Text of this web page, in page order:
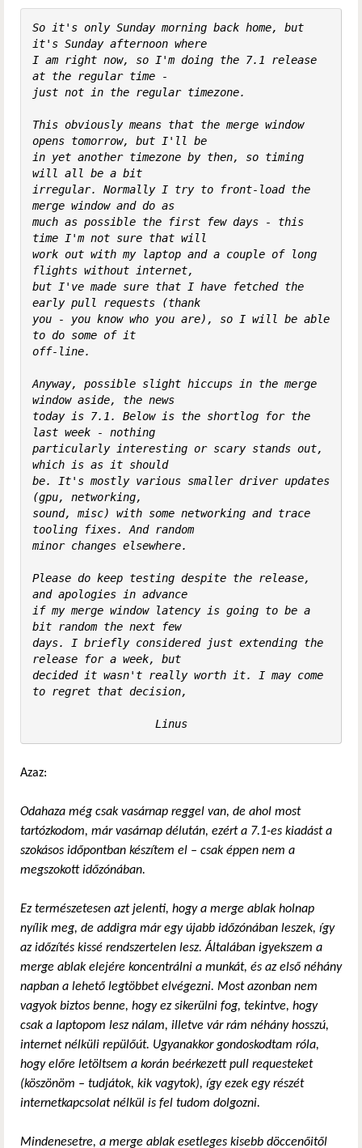
So it's only Sunday morning back home, but
it's Sunday afternoon where
I am right now, so I'm doing the 7.1 release
at the regular time -
just not in the regular timezone.
This obviously means that the merge window
opens tomorrow, but I'll be
in yet another timezone by then, so timing
will all be a bit
irregular. Normally I try to front-load the
merge window and do as
much as possible the first few days - this
time I'm not sure that will
work out with my laptop and a couple of long
flights without internet,
but I've made sure that I have fetched the
early pull requests (thank
you - you know who you are), so I will be able
to do some of it
off-line.
Anyway, possible slight hiccups in the merge
window aside, the news
today is 7.1. Below is the shortlog for the
last week - nothing
particularly interesting or scary stands out,
which is as it should
be. It's mostly various smaller driver updates
(gpu, networking,
sound, misc) with some networking and trace
tooling fixes. And random
minor changes elsewhere.
Please do keep testing despite the release,
and apologies in advance
if my merge window latency is going to be a
bit random the next few
days. I briefly considered just extending the
release for a week, but
decided it wasn't really worth it. I may come
to regret that decision,
                   Linus
Azaz:
Odahaza még csak vasárnap reggel van, de ahol most
tartózkodom, már vasárnap délután, ezért a 7.1-es kiadást a
szokásos időpontban készítem el – csak éppen nem a
megszokott időzónában.
Ez természetesen azt jelenti, hogy a merge ablak holnap
nyílik meg, de addigra már egy újabb időzónában leszek, így
az időzítés kissé rendszertelen lesz. Általában igyekszem a
merge ablak elejére koncentrálni a munkát, és az első néhány
napban a lehető legtöbbet elvégezni. Most azonban nem
vagyok biztos benne, hogy ez sikerülni fog, tekintve, hogy
csak a laptopom lesz nálam, illetve vár rám néhány hosszú,
internet nélküli repülőút. Ugyanakkor gondoskodtam róla,
hogy előre letöltsem a korán beérkezett pull requesteket
(köszönöm – tudjátok, kik vagytok), így ezek egy részét
internetkapcsolat nélkül is fel tudom dolgozni.
Mindenesetre, a merge ablak esetleges kisebb döccenőitől